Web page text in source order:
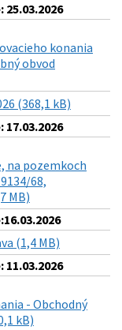
konania
obvod
(368,1 kB)
na pozemkoch
68,
MB)
(1,4 MB)
- Obchodný
kB)